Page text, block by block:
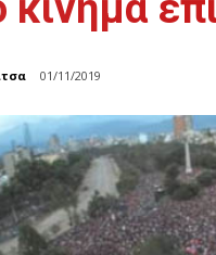
01/11/2019